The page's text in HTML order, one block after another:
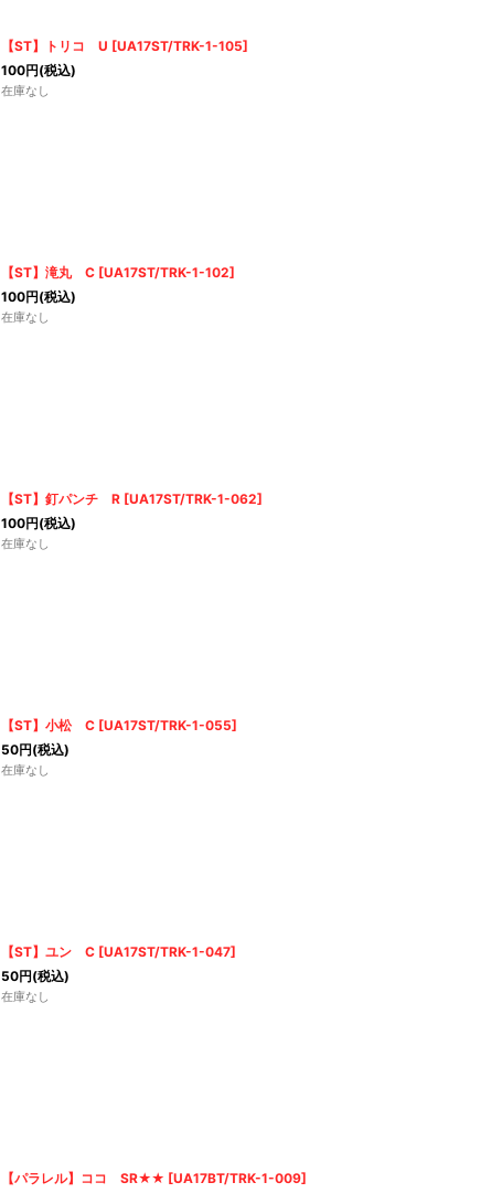
【ST】トリコ U [UA17ST/TRK-1-105]
100円(税込)
在庫なし
【ST】滝丸 C [UA17ST/TRK-1-102]
100円(税込)
在庫なし
【ST】釘パンチ R [UA17ST/TRK-1-062]
100円(税込)
在庫なし
【ST】小松 C [UA17ST/TRK-1-055]
50円(税込)
在庫なし
【ST】ユン C [UA17ST/TRK-1-047]
50円(税込)
在庫なし
【パラレル】ココ SR★★ [UA17BT/TRK-1-009]